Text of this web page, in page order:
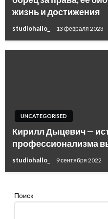
жизнь и достижения
studiohallo_ 13 февраля 2023
UNCATEGORISED
Кирилл Дыцевич —
профессионализма
studiohallo_ 9 сентября 2022
Поиск